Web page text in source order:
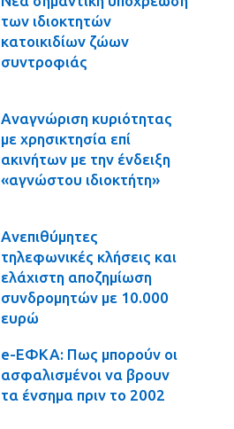
των ιδιοκτητών
κατοικιδίων ζώων
συντροφιάς
Αναγνώριση κυριότητας
με χρησικτησία επί
ακινήτων με την ένδειξη
«αγνώστου ιδιοκτήτη»
Ανεπιθύμητες
τηλεφωνικές κλήσεις και
ελάχιστη αποζημίωση
συνδρομητών με 10.000
ευρώ
e-ΕΦΚΑ: Πως μπορούν οι
ασφαλισμένοι να βρουν
τα ένσημα πριν το 2002